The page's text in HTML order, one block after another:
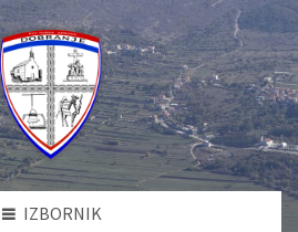
IZBORNIK